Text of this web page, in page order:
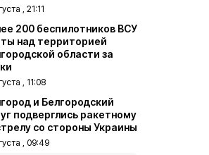
, 21:11
200 беспилотников ВСУ
над территорией
области за
, 11:08
и Белгородский
подверглись ракетному
со стороны Украины
, 09:49